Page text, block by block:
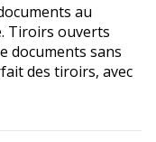
au
Tiroirs ouverts
documents sans
des tiroirs, avec